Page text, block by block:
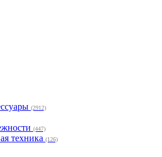
(2912)
(447)
техника (126)